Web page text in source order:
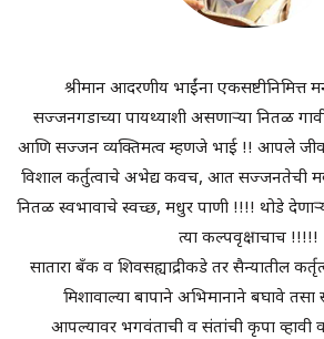
श्रीमान आदरणीय भाईंना एकसष्टीनिमित्त
सज्जनगडाच्या पायथ्याशी असणाऱ्या नितळ
आणि सज्जन व्यक्तिमत्व म्हणजे भाई !! आपले
विशाल कर्तुत्वाचे अभेद्य कवच, आत सज्जनतेची
नितळ स्वभावाचे स्वच्छ, मधुर पाणी !!!! थोडे
त्या कल्पवृक्षाचाच !!!!!
सातारा बँक व शिवसह्याद्रीकडे तर सैन्यातील
मिशावाल्या बापाने अभिमानाने बघावे तसा
आपल्यावर भगवंताची व संतांची कृपा व्हावी